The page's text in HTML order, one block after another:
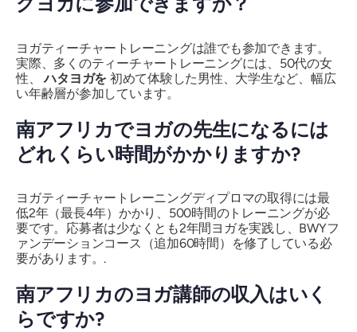
ヨガティーチャートレーニングは誰でも参加できます。
実際、多くのティーチャートレーニングには、50代の女
性、ハタヨガを 初めて体験した男性、大学生など、幅広
い年齢層が参加しています。
南アフリカでヨガの先生になるには
どれくらい時間がかかりますか?
ヨガティーチャートレーニングディプロマの取得には最
低2年（最長4年）かかり、500時間のトレーニングが必
要です。応募者は少なくとも2年間ヨガを実践し、BWYフ
ァンデーションコース（追加60時間）を修了している必
要があります。.
南アフリカのヨガ講師の収入はいく
らですか?